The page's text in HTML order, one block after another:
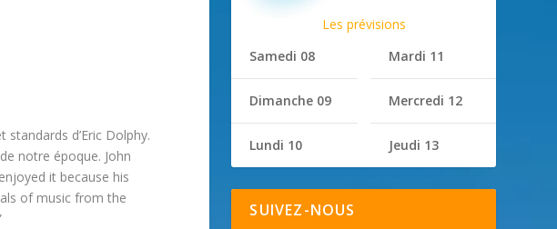
d’Eric Dolphy.
notre époque. John
it because his
of music from the
Les prévisions
Samedi 08
Dimanche 09
Lundi 10
Mardi 11
Mercredi 12
Jeudi 13
SUIVEZ-NOUS